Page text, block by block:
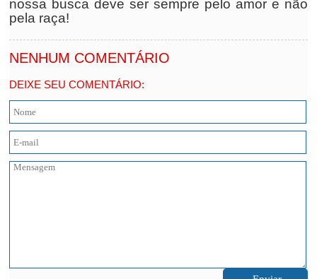
nossa busca deve ser sempre pelo amor e não
pela raça!
NENHUM COMENTÁRIO
DEIXE SEU COMENTÁRIO: